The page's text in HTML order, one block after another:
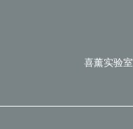
喜薰实验室